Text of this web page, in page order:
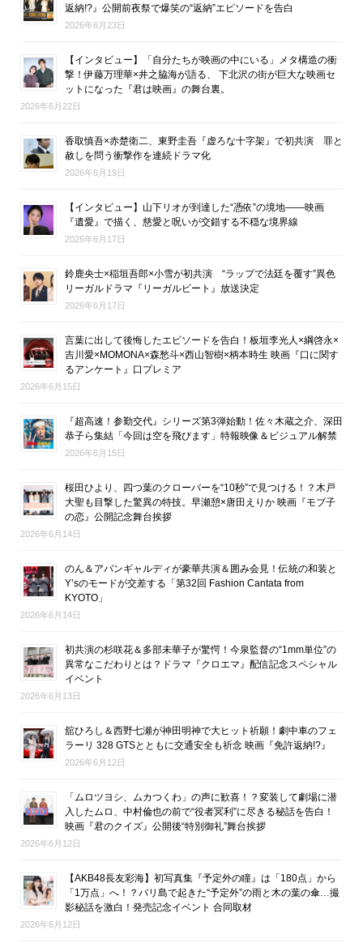
返納!?』公開前夜祭で爆笑の“返納”エピソードを告白
2026年6月23日
【インタビュー】「自分たちが映画の中にいる」メタ構造の衝
撃！伊藤万理華×井之脇海が語る、 下北沢の街が巨大な映画セ
ットになった『君は映画』の舞台裏。
2026年6月22日
香取慎吾×赤楚衛二、東野圭吾『虚ろな十字架』で初共演 罪と
赦しを問う衝撃作を連続ドラマ化
2026年6月19日
【インタビュー】山下リオが到達した“憑依”の境地――映画
『遺愛』で描く、慈愛と呪いが交錯する不穏な境界線
2026年6月17日
鈴鹿央士×稲垣吾郎×小雪が初共演 “ラップで法廷を覆す”異色
リーガルドラマ『リーガルビート』放送決定
2026年6月17日
言葉に出して後悔したエピソードを告白！板垣李光人×綱啓永×
吉川愛×MOMONA×森愁斗×西山智樹×柄本時生 映画『口に関す
るアンケート』口プレミア
2026年6月15日
『超高速！参勤交代』シリーズ第3弾始動！佐々木蔵之介、深田
恭子ら集結「今回は空を飛びます」特報映像＆ビジュアル解禁
2026年6月15日
桜田ひより、四つ葉のクローバーを“10秒”で見つける！？木戸
大聖も目撃した驚異の特技。早瀬憩×唐田えりか 映画『モブ子
の恋』公開記念舞台挨拶
2026年6月14日
のん＆アバンギャルディが豪華共演＆囲み会見！伝統の和装と
Y’sのモードが交差する「第32回 Fashion Cantata from
KYOTO」
2026年6月14日
初共演の杉咲花＆多部未華子が驚愕！今泉監督の“1mm単位”の
異常なこだわりとは？ドラマ『クロエマ』配信記念スペシャル
イベント
2026年6月13日
舘ひろし＆西野七瀬が神田明神で大ヒット祈願！劇中車のフェ
ラーリ 328 GTSとともに交通安全も祈念 映画『免許返納!?』
2026年6月12日
「ムロツヨシ、ムカつくわ」の声に歓喜！？変装して劇場に潜
入したムロ、中村倫也の前で“役者冥利”に尽きる秘話を告白！
映画『君のクイズ』公開後“特別御礼”舞台挨拶
2026年6月12日
【AKB48長友彩海】初写真集『予定外の瞳』は「180点」から
「1万点」へ！？バリ島で起きた“予定外”の雨と木の葉の傘…撮
影秘話を激白！発売記念イベント 合同取材
2026年6月12日